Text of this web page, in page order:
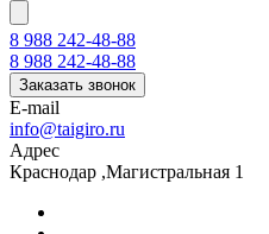
8 988 242-48-88
8 988 242-48-88
Заказать звонок
E-mail
info@taigiro.ru
Адрес
Краснодар ,Магистральная 1